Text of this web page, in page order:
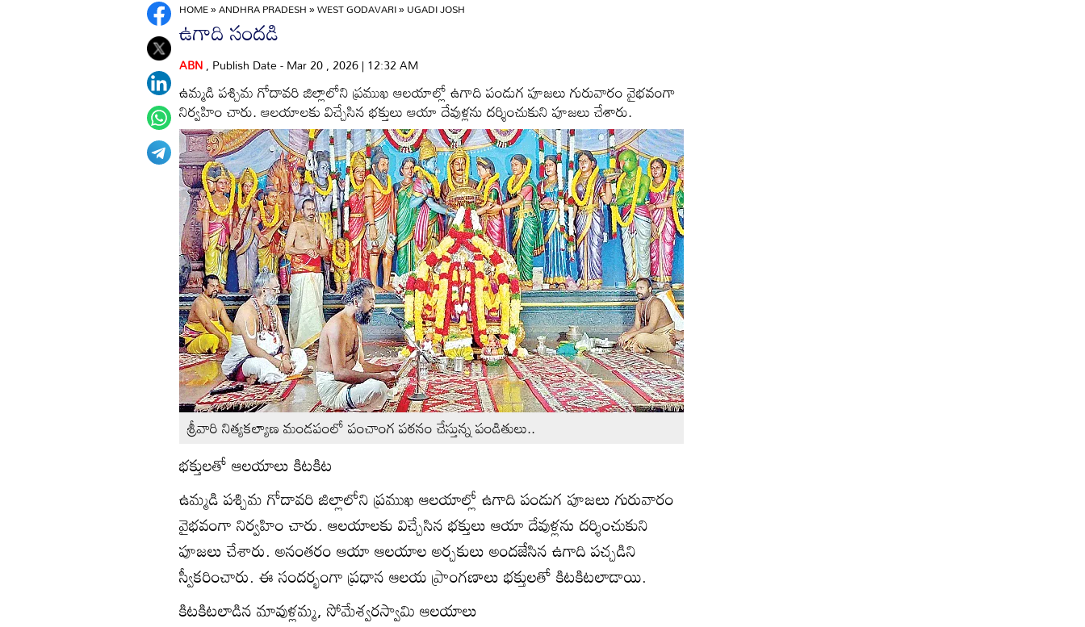
HOME»ANDHRA PRADESH»WEST GODAVARI»UGADI JOSH
ఉగాది సందడి
ABN, Publish Date - Mar 20 , 2026 | 12:32 AM
ఉమ్మడి పశ్చిమ గోదావరి జిల్లాలోని ప్రముఖ ఆలయాల్లో ఉగాది పండుగ పూజలు గురువారం వైభవంగా
నిర్వహిం చారు. ఆలయాలకు విచ్చేసిన భక్తులు ఆయా దేవుళ్లను దర్శించుకుని పూజలు చేశారు.
శ్రీవారి నిత్యకల్యాణ మండపంలో పంచాంగ పఠనం చేస్తున్న పండితులు..
భక్తులతో ఆలయాలు కిటకిట
ఉమ్మడి పశ్చిమ గోదావరి జిల్లాలోని ప్రముఖ ఆలయాల్లో ఉగాది పండుగ పూజలు గురువారం
వైభవంగా నిర్వహిం చారు. ఆలయాలకు విచ్చేసిన భక్తులు ఆయా దేవుళ్లను దర్శించుకుని
పూజలు చేశారు. అనంతరం ఆయా ఆలయాల అర్చకులు అందజేసిన ఉగాది పచ్చడిని
స్వీకరించారు. ఈ సందర్భంగా ప్రధాన ఆలయ ప్రాంగణాలు భక్తులతో కిటకిటలాడాయి.
కిటకిటలాడిన మావుళ్లమ్మ, సోమేశ్వరస్వామి ఆలయాలు